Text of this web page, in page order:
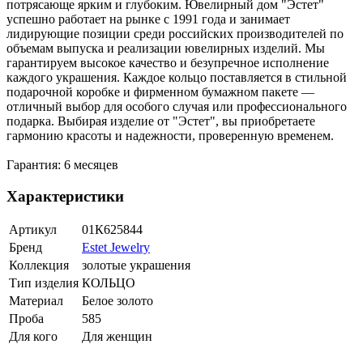
потрясающе ярким и глубоким. Ювелирный дом "Эстет"
успешно работает на рынке с 1991 года и занимает
лидирующие позиции среди российских производителей по
объемам выпуска и реализации ювелирных изделий. Мы
гарантируем высокое качество и безупречное исполнение
каждого украшения. Каждое кольцо поставляется в стильной
подарочной коробке и фирменном бумажном пакете —
отличный выбор для особого случая или профессионального
подарка. Выбирая изделие от "Эстет", вы приобретаете
гармонию красоты и надежности, проверенную временем.
Гарантия: 6 месяцев
Характеристики
Артикул
01К625844
Бренд
Estet Jewelry
Коллекция
золотые украшения
Тип изделия КОЛЬЦО
Материал
Белое золото
Проба
585
Для кого
Для женщин